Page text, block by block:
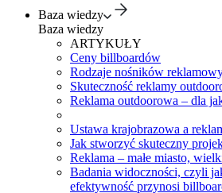
Baza wiedzy
Baza wiedzy
ARTYKUŁY
Ceny billboardów
Rodzaje nośników
Skuteczność reklamy
Reklama outdoorowa – dla
Ustawa krajobrazowa a
Jak stworzyć skuteczny
Reklama – małe miasto,
Badania widoczności, czyli
efektywność przynosi